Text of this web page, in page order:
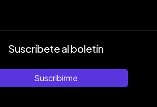
Suscríbete al boletín
Suscribirme